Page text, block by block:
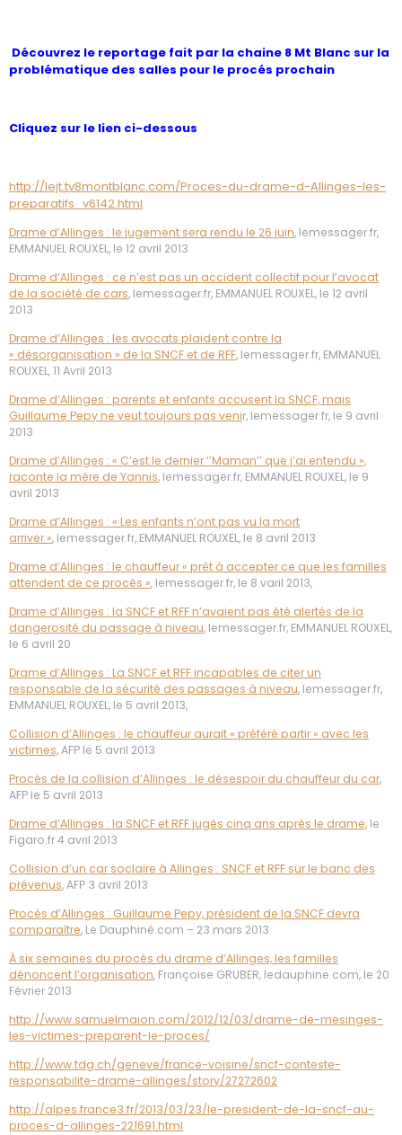
Découvrez le reportage fait par la chaine 8 Mt Blanc sur la
problématique des salles pour le procés prochain
Cliquez sur le lien ci-dessous
http://lejt.tv8montblanc.com/Proces-du-drame-d-Allinges-les-
preparatifs_v6142.html
Drame d’Allinges : le jugement sera rendu le 26 juin, lemessager.fr,
EMMANUEL ROUXEL, le 12 avril 2013
Drame d’Allinges : ce n’est pas un accident collectif pour l’avocat
de la société de cars, lemessager.fr, EMMANUEL ROUXEL, le 12 avril
2013
Drame d’Allinges : les avocats plaident contre la
« désorganisation » de la SNCF et de RFF, lemessager.fr, EMMANUEL
ROUXEL, 11 Avril 2013
Drame d’Allinges : parents et enfants accusent la SNCF, mais
Guillaume Pepy ne veut toujours pas venir, lemessager.fr, le 9 avril
2013
Drame d’Allinges : « C’est le dernier ‘’Maman’’ que j’ai entendu »,
raconte la mère de Yannis, lemessager.fr, EMMANUEL ROUXEL, le 9
avril 2013
Drame d’Allinges : « Les enfants n’ont pas vu la mort
arriver », lemessager.fr, EMMANUEL ROUXEL, le 8 avril 2013
Drame d’Allinges : le chauffeur « prêt à accepter ce que les familles
attendent de ce procès », lemessager.fr, le 8 varil 2013,
Drame d’Allinges : la SNCF et RFF n’avaient pas été alertés de la
dangerosité du passage à niveau, lemessager.fr, EMMANUEL ROUXEL,
le 6 avril 20
Drame d’Allinges : La SNCF et RFF incapables de citer un
responsable de la sécurité des passages à niveau, lemessager.fr,
EMMANUEL ROUXEL, le 5 avril 2013,
Collision d’Allinges : le chauffeur aurait « préféré partir » avec les
victimes,AFP le 5 avril 2013
Procès de la collision d’Allinges : le désespoir du chauffeur du car,
AFP le 5 avril 2013
Drame d’Allinges : la SNCF et RFF jugés cinq ans après le drame, le
Figaro.fr 4 avril 2013
Collision d’un car soclaire à Allinges : SNCF et RFF sur le banc des
prévenus, AFP 3 avril 2013
Procès d’Allinges : Guillaume Pepy, président de la SNCF devra
comparaître, Le Dauphiné.com – 23 mars 2013
À six semaines du procès du drame d’Allinges, les familles
dénoncent l’organisation, Françoise GRUBER, ledauphine.com, le 20
Février 2013
http://www.samuelmaion.com/2012/12/03/drame-de-mesinges-
les-victimes-preparent-le-proces/
http://www.tdg.ch/geneve/france-voisine/sncf-conteste-
responsabilite-drame-allinges/story/27272602
http://alpes.france3.fr/2013/03/23/le-president-de-la-sncf-au-
proces-d-allinges-221691.html